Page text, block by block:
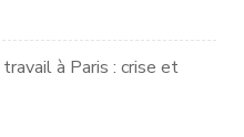
à Paris : crise et